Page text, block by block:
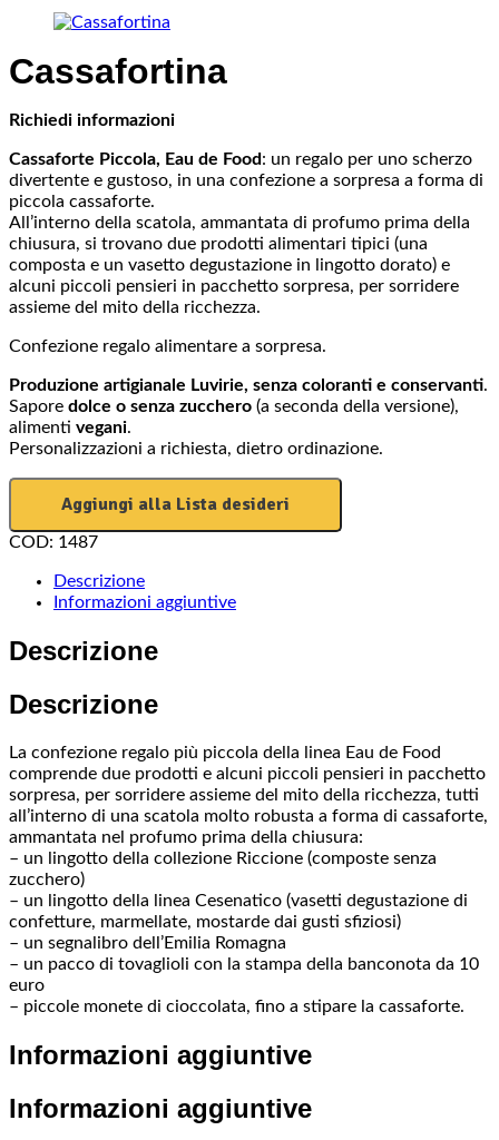
Cassafortina
Richiedi informazioni
Cassaforte Piccola, Eau de Food: un regalo per uno scherzo
divertente e gustoso, in una confezione a sorpresa a forma di
piccola cassaforte.
All’interno della scatola, ammantata di profumo prima della
chiusura, si trovano due prodotti alimentari tipici (una
composta e un vasetto degustazione in lingotto dorato) e
alcuni piccoli pensieri in pacchetto sorpresa, per sorridere
assieme del mito della ricchezza.
Confezione regalo alimentare a sorpresa.
Produzione artigianale Luvirie, senza coloranti e conservanti.
Sapore dolce o senza zucchero (a seconda della versione),
alimenti vegani.
Personalizzazioni a richiesta, dietro ordinazione.
Aggiungi alla Lista desideri
COD: 1487
Descrizione
Informazioni aggiuntive
Descrizione
Descrizione
La confezione regalo più piccola della linea Eau de Food
comprende due prodotti e alcuni piccoli pensieri in pacchetto
sorpresa, per sorridere assieme del mito della ricchezza, tutti
all’interno di una scatola molto robusta a forma di cassaforte,
ammantata nel profumo prima della chiusura:
– un lingotto della collezione Riccione (composte senza
zucchero)
– un lingotto della linea Cesenatico (vasetti degustazione di
confetture, marmellate, mostarde dai gusti sfiziosi)
– un segnalibro dell’Emilia Romagna
– un pacco di tovaglioli con la stampa della banconota da 10
euro
– piccole monete di cioccolata, fino a stipare la cassaforte.
Informazioni aggiuntive
Informazioni aggiuntive